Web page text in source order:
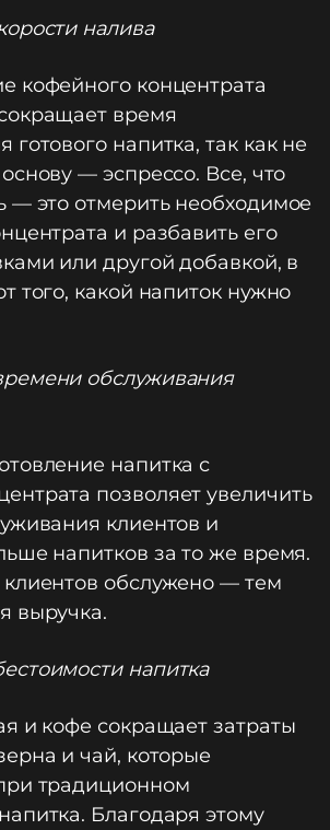
налива
кофейного концентрата
время
готового напитка, так как не
— эспрессо. Все, что
— это отмерить необходимое
и разбавить его
или другой добавкой, в
того, какой напиток нужно
обслуживания
напитка с
позволяет увеличить
клиентов и
напитков за то же время.
обслужено — тем
выручка.
напитка
и кофе сокращает затраты
и чай, которые
традиционном
Благодаря этому